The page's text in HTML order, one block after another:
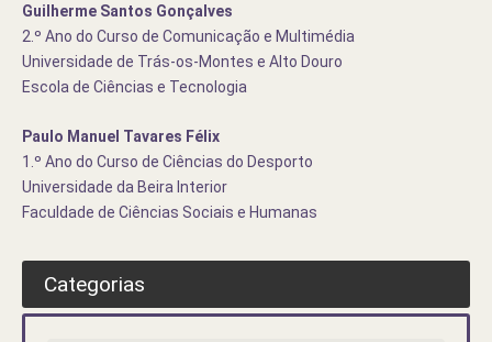
Guilherme Santos Gonçalves
2.º Ano do Curso de Comunicação e Multimédia
Universidade de Trás-os-Montes e Alto Douro
Escola de Ciências e Tecnologia
Paulo Manuel Tavares Félix
1.º Ano do Curso de Ciências do Desporto
Universidade da Beira Interior
Faculdade de Ciências Sociais e Humanas
Categorias